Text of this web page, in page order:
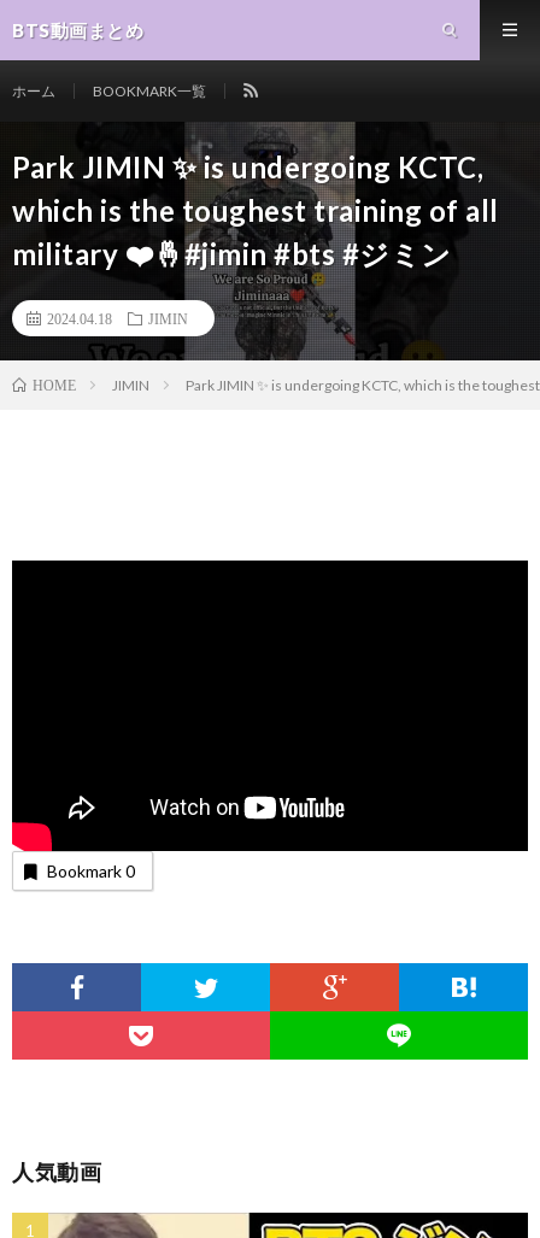
BTS動画まとめ
ホーム BOOKMARK一覧
Park JIMIN ✨ is undergoing KCTC,
which is the toughest training of all
military ❤️🤞#jimin #bts #ジミン
2024.04.18 JIMIN
HOME JIMIN Park JIMIN ✨ is undergoing KCTC, which is the
Bookmark0
人気動画